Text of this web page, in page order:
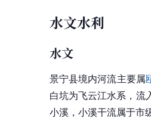
水文水利
水文
景宁县境内河流主要属
白坑为飞云江水系，流
小溪，小溪干流属于市